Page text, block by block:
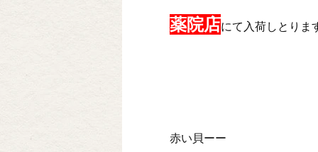
薬院店にて入荷しとりま
赤い貝ーー